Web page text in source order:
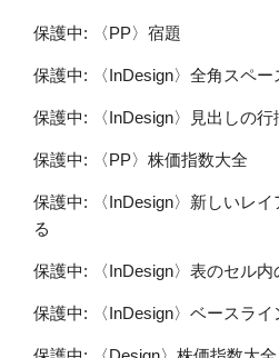
保護中: 〈PP〉宿題
保護中: 〈InDesign〉全角スペ
保護中: 〈InDesign〉見出しの行
保護中: 〈PP〉株価指数大全
保護中: 〈InDesign〉新しいレ
る
保護中: 〈InDesign〉表のセル内
保護中: 〈InDesign〉ベースラ